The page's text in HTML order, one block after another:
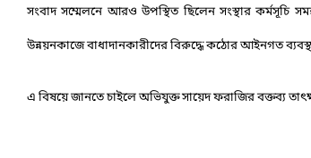
সংবাদ সম্মেলনে আরও উপস্থিত ছিলেন সংস্থার কর্মসূচি
উন্নয়নকাজে বাধাদানকারীদের বিরুদ্ধে কঠোর আইনগত
এ বিষয়ে জানতে চাইলে অভিযুক্ত সায়েদ ফরাজির বক্তব্য